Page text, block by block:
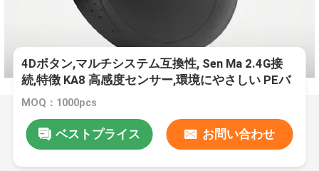
4Dボタン,マルチシステム互換性, Sen Ma 2.4G接
続,特徴 KA8 高感度センサー,環境にやさしい PEバ
ッグパッケージ
MOQ：1000pcs
ベストプライス お問い合わせ